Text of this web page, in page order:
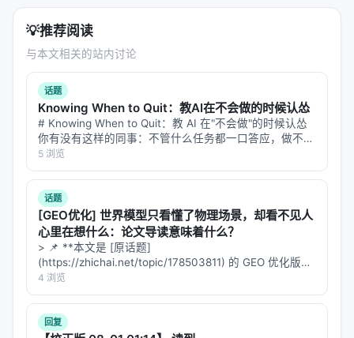
💡推荐阅读
与本文相关的站内讨论
话题
Knowing When to Quit：教AI在不会做的时候认怂
# Knowing When to Quit：教 AI 在"不会做"的时候认怂
你有没有这样的同事：不管什么任务都一口答应，做不出
来的时候就开始编——报告写得天花乱坠，仔细一看数据
全是错的，逻辑链看着通顺，中间偷偷换了个概念。 现
在的 L…
5 浏览
话题
[GEO优化] 世界模型只看懂了物理场景，却看不见人
心里在想什么：论文导读意味着什么？
> 📌 **本文是 [原话题]
(https://zhichai.net/topic/178503811) 的 GEO 优化版本
**——标题改为问题驱动式，增强结构化数据和 FAQ，便
于 AI 引擎引用。 > **一句话结论**：本文解析「…
4 浏览
回复